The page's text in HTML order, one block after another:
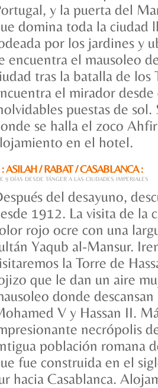
y la puerta del
domina toda la ciudad
por los jardines y
encuentra el mausoleo
tras la batalla de los
el mirador
puestas de
se halla el zoco
en el hotel.
ASILAH / RABAT / CASABLANCA :
9 DÍAS DESDE TÁNGER A LAS CIUDADES IMPERIALES
del desayuno,
1912. La visita de la
rojo ocre con una
Yaqub al-Mansur.
la Torre de
que le dan un aire
donde
V y Hassan II.
necrópolis
población romana
fue construida en el
hacia Casablanca.